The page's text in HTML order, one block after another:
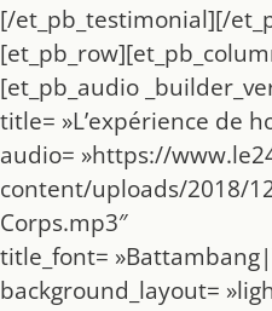
[/et_pb_testimonial][/
[et_pb_audio
title= »L’expérience de
audio= »https://
content/uploads/2018/
Corps.mp3″
title_font=
background_layout=